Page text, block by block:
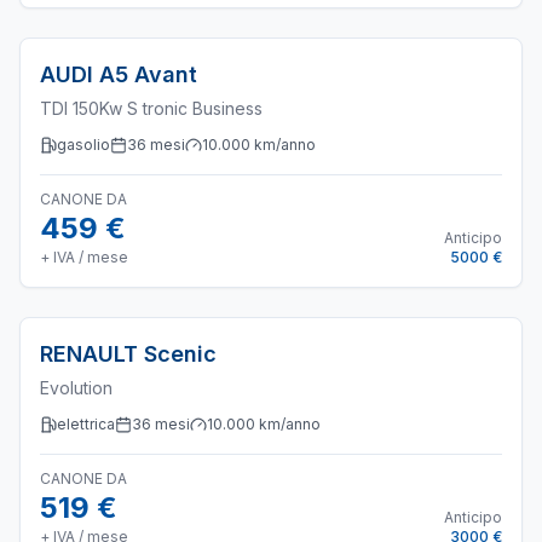
AUDI A5 Avant
TDI 150Kw S tronic Business
gasolio 36 mesi 10.000 km/anno
CANONE DA
459 €
+ IVA / mese
Anticipo
5000 €
RENAULT Scenic
Evolution
elettrica 36 mesi 10.000 km/anno
CANONE DA
519 €
+ IVA / mese
Anticipo
3000 €